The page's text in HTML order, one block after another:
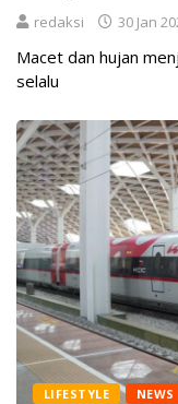
redaksi 30 Jan
Macet dan hujan
selalu
LIFESTYLE NEWS